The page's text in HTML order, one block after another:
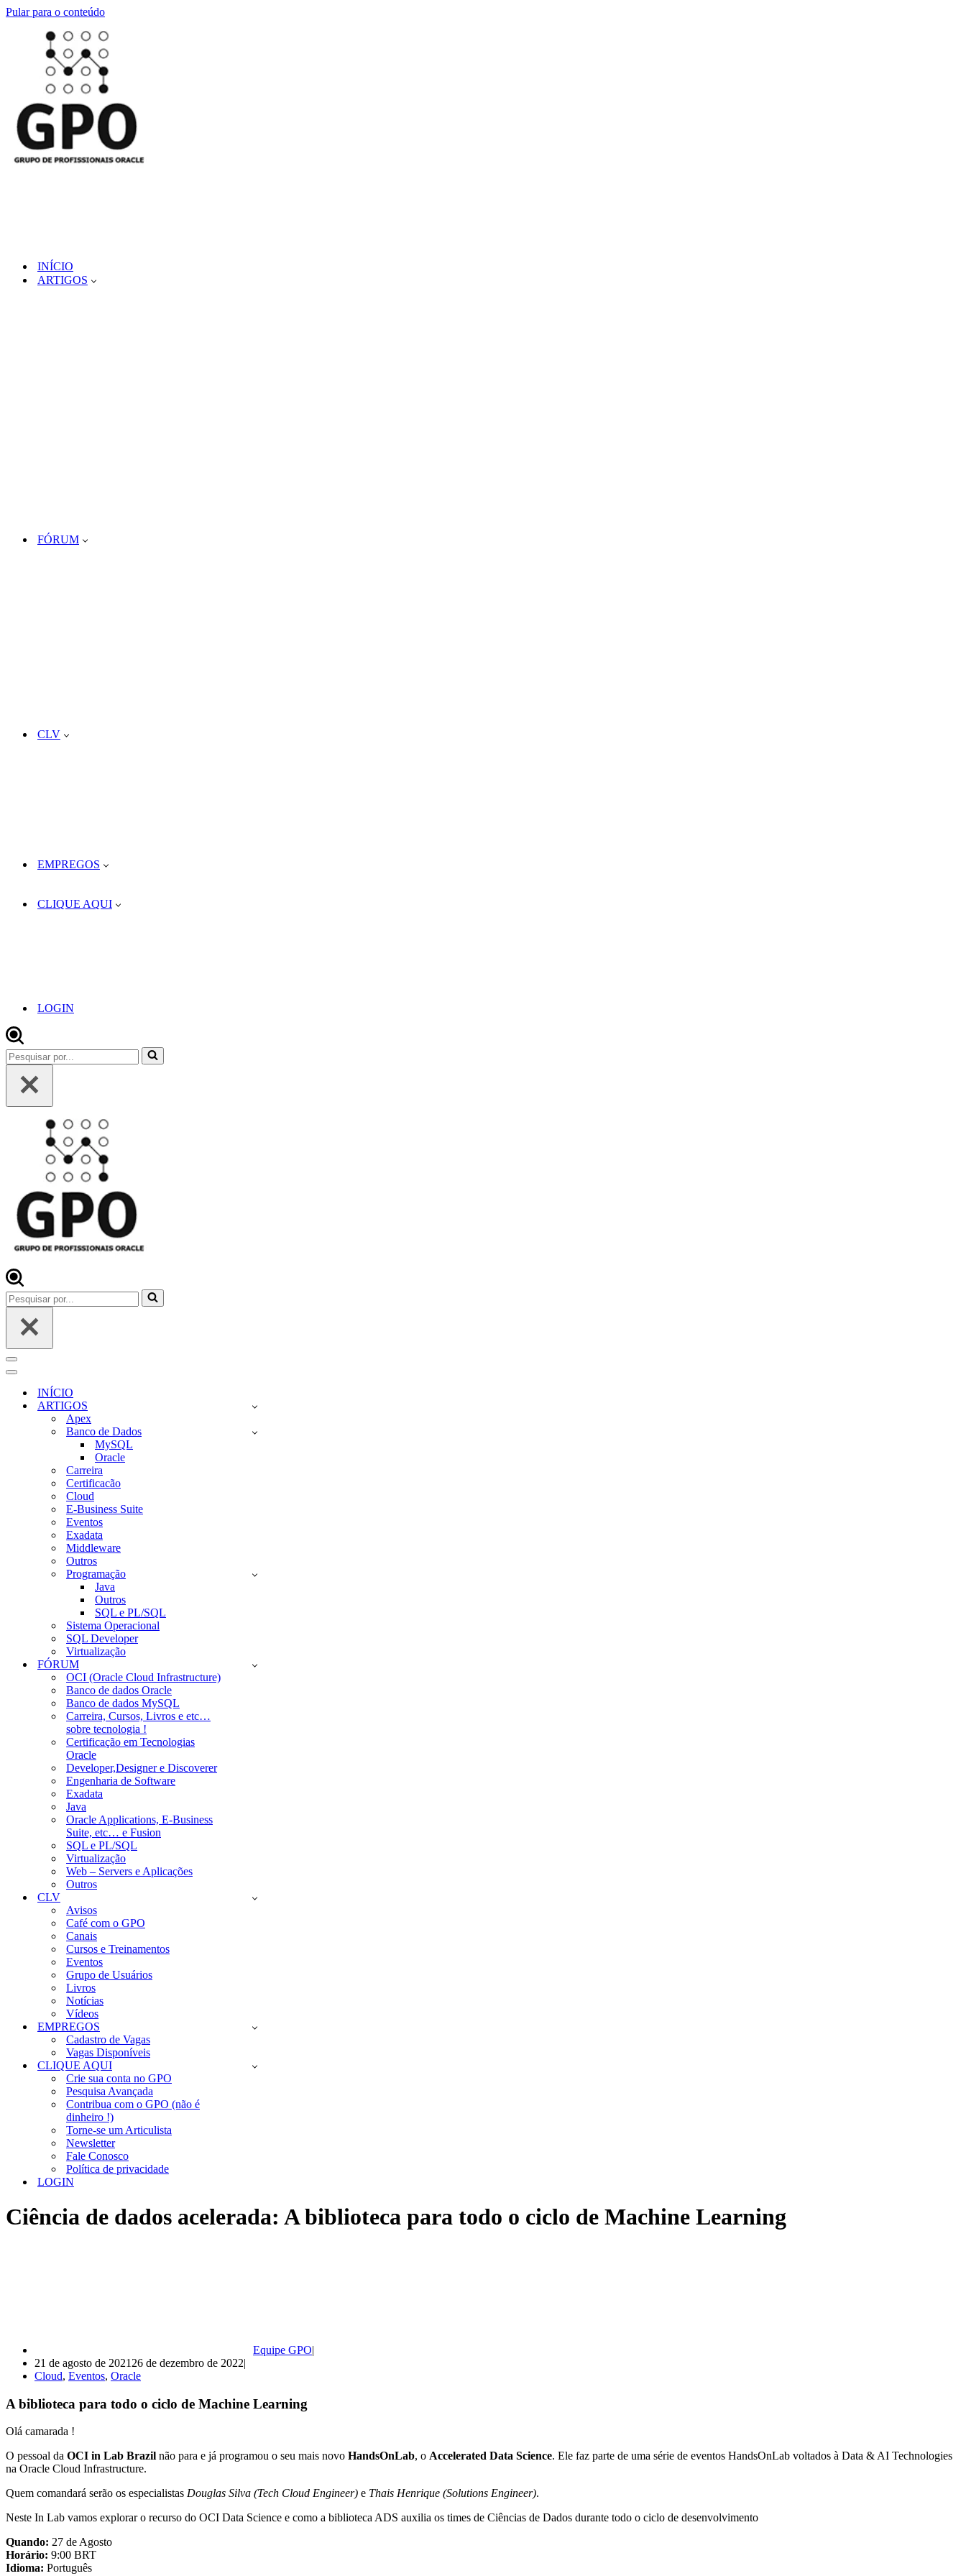
Pular para o conteúdo
INÍCIO
ARTIGOS
FÓRUM
CLV
EMPREGOS
CLIQUE AQUI
LOGIN
Pesquisar
por...
Pesquisar
por...
Menu
de
navegação
Menu
navegaçãoINÍCIO
ARTIGOS
Apex
Banco de Dados
MySQL
Oracle
Carreira
Certificacão
Cloud
E-Business Suite
Eventos
Exadata
Middleware
Outros
Programação
Java
Outros
SQL e PL/SQL
Sistema Operacional
SQL Developer
Virtualização
FÓRUM
OCI (Oracle Cloud Infrastructure)
Banco de dados Oracle
Banco de dados MySQL
Carreira, Cursos, Livros e etc…
sobre tecnologia !
Certificação em Tecnologias
Oracle
Developer,Designer e Discoverer
Engenharia de Software
Exadata
Java
Oracle Applications, E-Business
Suite, etc… e Fusion
SQL e PL/SQL
Virtualização
Web – Servers e Aplicações
Outros
CLV
Avisos
Café com o GPO
Canais
Cursos e Treinamentos
Eventos
Grupo de Usuários
Livros
Notícias
Vídeos
EMPREGOS
Cadastro de Vagas
Vagas Disponíveis
CLIQUE AQUI
Crie sua conta no GPO
Pesquisa Avançada
Contribua com o GPO (não é
dinheiro !)
Torne-se um Articulista
Newsletter
Fale Conosco
Política de privacidade
LOGIN
Ciência de dados acelerada: A biblioteca para todo o ciclo de Machine Learning
Equipe GPO
21 de agosto de 2021 26 de dezembro de 2022
Cloud, Eventos, Oracle
A biblioteca para todo o ciclo de Machine Learning
Olá camarada !
O pessoal da OCI in Lab Brazil não para e já programou o seu mais novo HandsOnLab, o Accelerated Data Science. Ele faz parte de uma série de eventos HandsOnLab voltados à Data & AI Technologies
na Oracle Cloud Infrastructure.
Quem comandará serão os especialistas Douglas Silva (Tech Cloud Engineer) e Thais Henrique (Solutions Engineer).
Neste In Lab vamos explorar o recurso do OCI Data Science e como a biblioteca ADS auxilia os times de Ciências de Dados durante todo o ciclo de desenvolvimento
Quando: 27 de Agosto
Horário: 9:00 BRT
Idioma: Português